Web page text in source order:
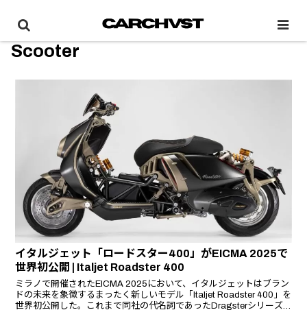
Scooter
イタルジェット「ロードスター400」がEICMA 2025で
世界初公開 | Italjet Roadster 400
ミラノで開催されたEICMA 2025において、イタルジェットはブラン
ドの未来を象徴するまったく新しいモデル「Italjet Roadster 400」を
世界初公開した。これまで同社の代名詞であったDragsterシリーズ